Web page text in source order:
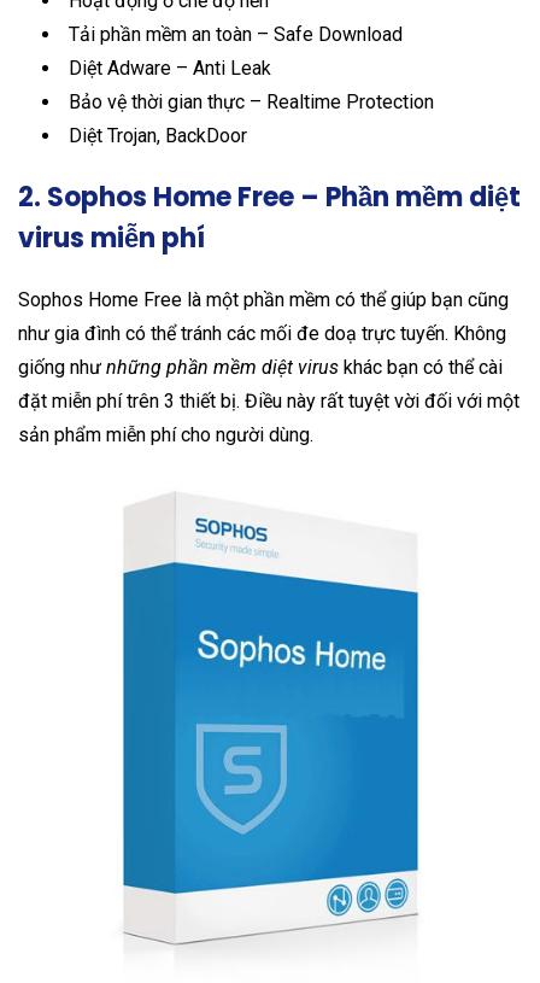
Tải phần mềm an toàn – Safe Download
Diệt Adware – Anti Leak
Bảo vệ thời gian thực – Realtime Protection
Diệt Trojan, BackDoor
2. Sophos Home Free – Phần mềm diệt
virus miễn phí
Sophos Home Free là một phần mềm có thể giúp bạn cũng
như gia đình có thể tránh các mối đe doạ trực tuyến. Không
giống như những phần mềm diệt virus khác bạn có thể cài
đặt miễn phí trên 3 thiết bị. Điều này rất tuyệt vời đối với một
sản phẩm miễn phí cho người dùng.